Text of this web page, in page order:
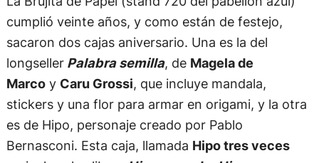
cumplió veinte años, y como están de festejo,
sacaron dos cajas aniversario. Una es la del
longsellerPalabra semilla, de Magela de
Marcoy Caru Grossi, que incluye mandala,
stickers y una flor para armar en origami, y la otra
es de Hipo, personaje creado por Pablo
Bernasconi. Esta caja, llamada Hipo tres veces